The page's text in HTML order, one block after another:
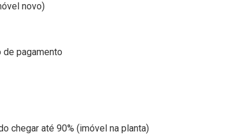
novo)
pagamento
chegar até 90% (imóvel na planta)